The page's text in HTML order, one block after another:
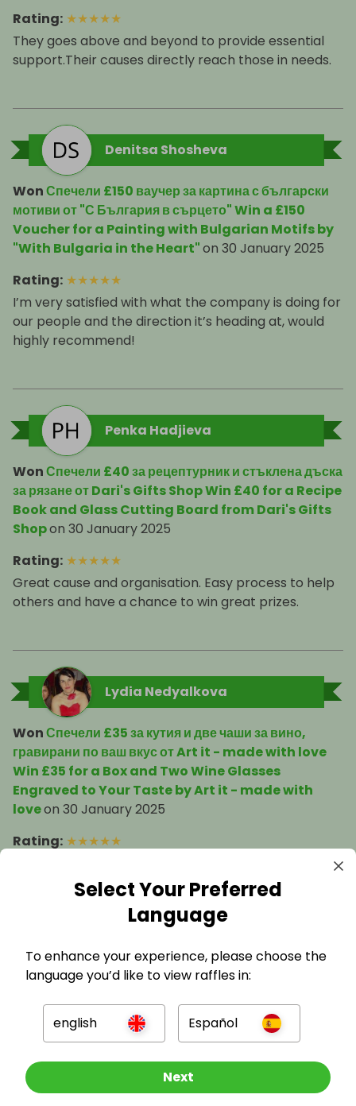
Rating: ★★★★★
They goes above and beyond to provide essential
support.Their causes directly reach those in needs.
Denitsa Shosheva
WonСпечели £150 ваучер за картина с български
мотиви от "С България в сърцето" Win a £150
Voucher for a Painting with Bulgarian Motifs by
"With Bulgaria in the Heart"on 30 January 2025
Rating: ★★★★★
I’m very satisfied with what the company is doing for
our people and the direction it’s heading at, would
highly recommend!
Penka Hadjieva
WonСпечели £40 за рецептурник и стъклена дъска
за рязане от Dari's Gifts Shop Win £40 for a Recipe
Book and Glass Cutting Board from Dari's Gifts
Shopon 30 January 2025
Rating: ★★★★★
Great cause and organisation. Easy process to help
others and have a chance to win great prizes.
Lydia Nedyalkova
WonСпечели £35 за кутия и две чаши за вино,
гравирани по ваш вкус от Art it - made with love
Win £35 for a Box and Two Wine Glasses
Engraved to Your Taste by Art it - made with
loveon 30 January 2025
Rating: ★★★★★
Great cause! Thank you, Angels!
151 Previous Winners
Other Raffles To Look At
Select Your Preferred
Language
To enhance your experience, please choose the
language you’d like to view raffles in:
english Español
Next